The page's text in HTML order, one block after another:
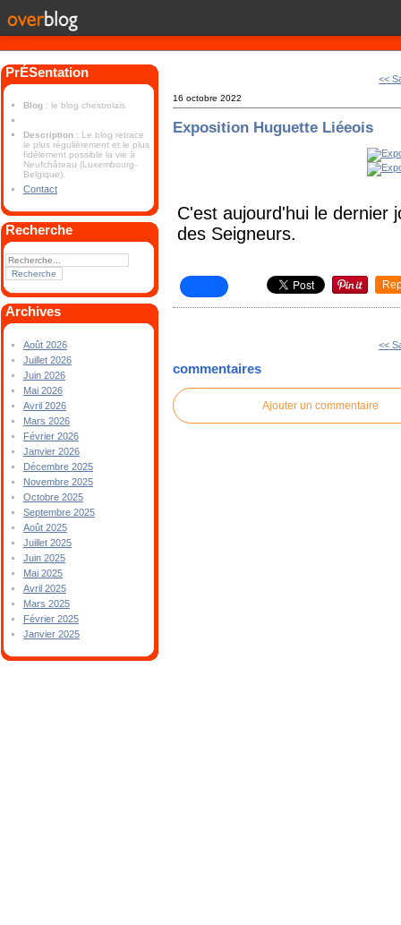
PrÉSentation
Blog : le blog chestrolais
Description : Le blog retrace
le plus régulièrement et le plus
fidèlement possible la vie à
Neufchâteau (Luxembourg-
Belgique).
Contact
Recherche
Archives
Août 2026
Juillet 2026
Juin 2026
Mai 2026
Avril 2026
Mars 2026
Février 2026
Janvier 2026
Décembre 2025
Novembre 2025
Octobre 2025
Septembre 2025
Août 2025
Juillet 2025
Juin 2025
Mai 2025
Avril 2025
Mars 2025
Février 2025
Janvier 2025
<<
16 octobre 2022
Exposition Huguette Liéeois
C'est aujourd'hui le dernier
des Seigneurs.
<<
commentaires
Ajouter un commentaire